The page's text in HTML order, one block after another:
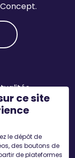
ce site
le dépôt de
des boutons de
de plateformes